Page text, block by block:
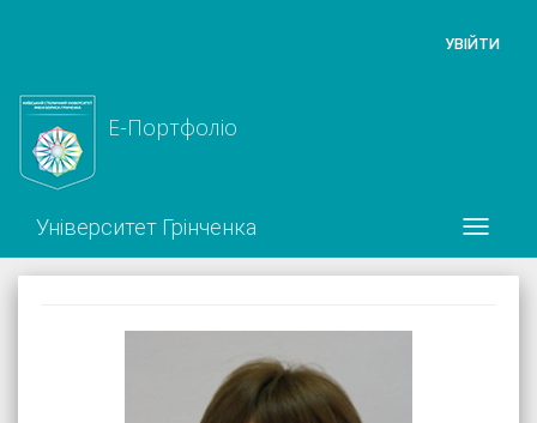
УВІЙТИ
Е-Портфоліо
Університет Грінченка